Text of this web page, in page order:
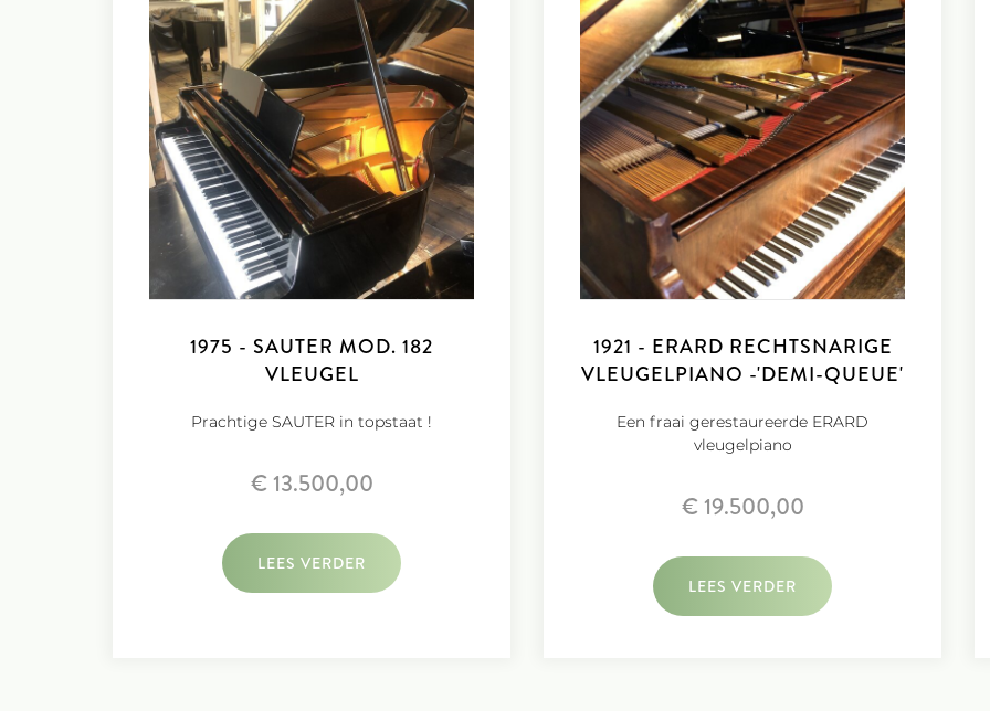
Roestvrije
een
De FEURICH 179
basklank en een
De traditionele
optimale
Innovatief
verblindende
Standaard
een soft-fall
zwarte toetsen.
Optioneel
pédale
mogelijk maakt.
harmonique vindt
Meerprijs Zwart
Noten Satijn €
showroom in
KALDENBACH Piano’s
molen ‘ de Paauw’ -
Netherlands | T: +31
1975 - SAUTER MOD. 182
VLEUGEL
Prachtige SAUTER in topstaat !
€ 13.500,00
LEES VERDER
1921 - ERARD RECHTSNARIGE
VLEUGELPIANO -'DEMI-QUEUE'
Een fraai gerestaureerde ERARD
vleugelpiano
€ 19.500,00
LEES VERDER